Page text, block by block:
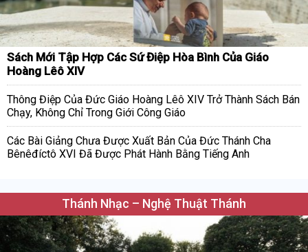
Sách Mới Tập Hợp Các Sứ Điệp Hòa Bình Của Giáo
Hoàng Lêô XIV
Thông Điệp Của Đức Giáo Hoàng Lêô XIV Trở Thành Sách Bán
Chạy, Không Chỉ Trong Giới Công Giáo
Các Bài Giảng Chưa Được Xuất Bản Của Đức Thánh Cha
Bênêđíctô XVI Đã Được Phát Hành Bằng Tiếng Anh
Thánh Nhạc – Nghệ Thuật Thánh